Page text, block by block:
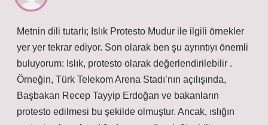
Metnin dili tutarlı; Islık Protesto Mudur ile ilgili örnekler
yer yer tekrar ediyor. Son olarak ben şu ayrıntıyı önemli
buluyorum: Islık, protesto olarak değerlendirilebilir .
Örneğin, Türk Telekom Arena Stadı’nın açılışında,
Başbakan Recep Tayyip Erdoğan ve bakanların
protesto edilmesi bu şekilde olmuştur. Ancak, ıslığın